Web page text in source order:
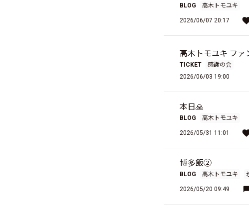
BLOG 高木トモユキ
2026/06/07 20:17
高木トモユキ ファ
TICKET
感謝の会
2026/06/03 19:00
本日🙏
BLOG 高木トモユキ
2026/05/31 11:01
博多飯②
BLOG 高木トモユキ
2026/05/20 09:49